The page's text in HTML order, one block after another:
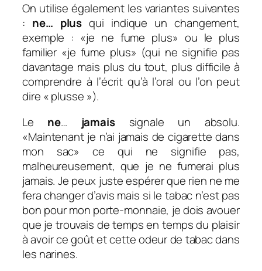
On utilise également les variantes suivantes
: ne… plus qui indique un changement,
exemple : «je ne fume plus» ou le plus
familier «je fume plus» (qui ne signifie pas
davantage mais plus du tout, plus difficile à
comprendre à l’écrit qu’à l’oral ou l’on peut
dire « plusse »).
Le ne… jamais signale un absolu.
«Maintenant je n’ai jamais de cigarette dans
mon sac» ce qui ne signifie pas,
malheureusement, que je ne fumerai plus
jamais. Je peux juste espérer que rien ne me
fera changer d’avis mais si le tabac n’est pas
bon pour mon porte-monnaie, je dois avouer
que je trouvais de temps en temps du plaisir
à avoir ce goût et cette odeur de tabac dans
les narines.